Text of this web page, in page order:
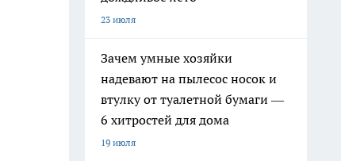
23 июля
Зачем умные хозяйки
надевают на пылесос носок и
втулку от туалетной бумаги —
6 хитростей для дома
19 июля